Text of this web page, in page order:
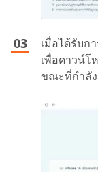
เมื่อได้รับก
เพื่อดาวน์โ
ขณะที่กำลั